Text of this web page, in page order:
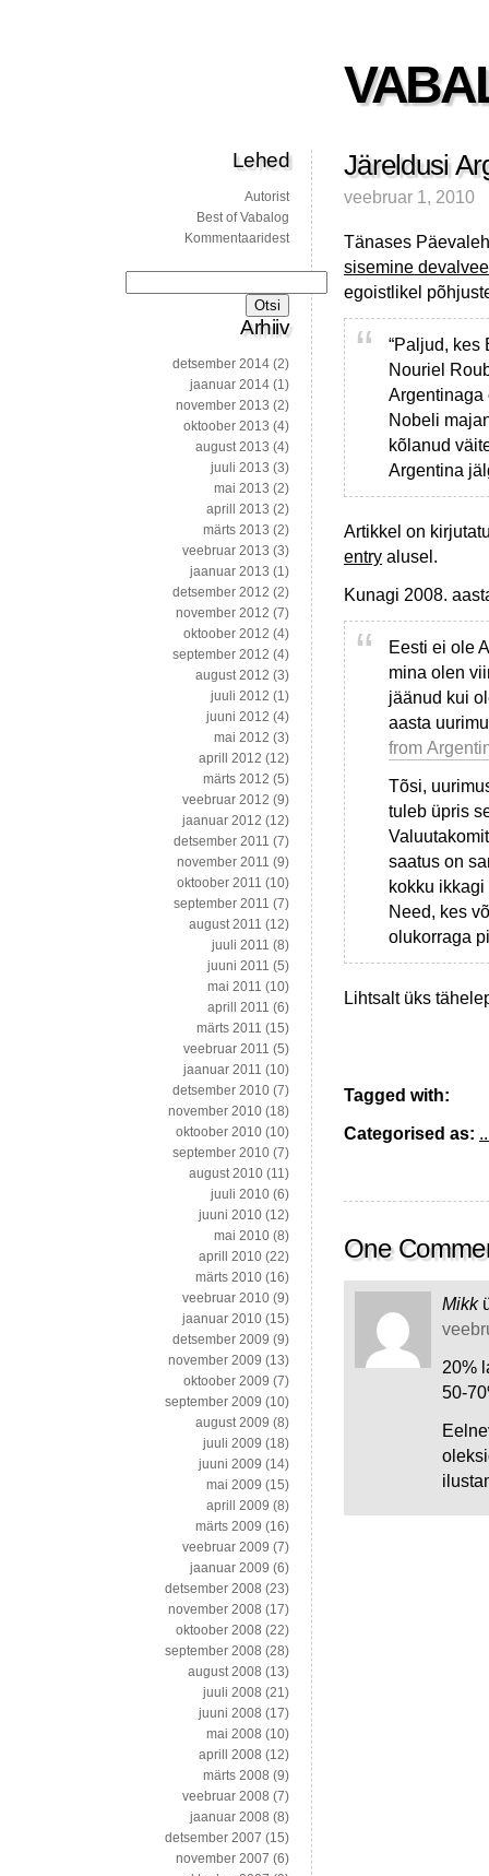
Järeldusi
veebruar 1, 2010
Tänases
sisemine
egoistlikel
“Paljud, kes
Nouriel
Argentinaga
Nobeli
kõlanud
Argentina
Artikkel on
entry alusel.
Kunagi 2008.
Eesti ei ole
mina olen
jäänud kui
aasta
from
Tõsi,
tuleb üpris
saatus on
kokku
Need, kes
olukorraga
Lihtsalt üks
Tagged with:
Categorised as:
One
Mikk
20%
50-
Lehed
Autorist
Best of Vabalog
Kommentaaridest
Arhiiv
detsember 2014 (2)
jaanuar 2014 (1)
november 2013 (2)
oktoober 2013 (4)
august 2013 (4)
juuli 2013 (3)
mai 2013 (2)
aprill 2013 (2)
märts 2013 (2)
veebruar 2013 (3)
jaanuar 2013 (1)
detsember 2012 (2)
november 2012 (7)
oktoober 2012 (4)
september 2012 (4)
august 2012 (3)
juuli 2012 (1)
juuni 2012 (4)
mai 2012 (3)
aprill 2012 (12)
märts 2012 (5)
veebruar 2012 (9)
jaanuar 2012 (12)
detsember 2011 (7)
november 2011 (9)
oktoober 2011 (10)
september 2011 (7)
august 2011 (12)
juuli 2011 (8)
juuni 2011 (5)
mai 2011 (10)
aprill 2011 (6)
märts 2011 (15)
veebruar 2011 (5)
jaanuar 2011 (10)
detsember 2010 (7)
november 2010 (18)
oktoober 2010 (10)
september 2010 (7)
august 2010 (11)
juuli 2010 (6)
juuni 2010 (12)
mai 2010 (8)
aprill 2010 (22)
märts 2010 (16)
veebruar 2010 (9)
jaanuar 2010 (15)
detsember 2009 (9)
november 2009 (13)
oktoober 2009 (7)
september 2009 (10)
august 2009 (8)
juuli 2009 (18)
juuni 2009 (14)
mai 2009 (15)
aprill 2009 (8)
märts 2009 (16)
veebruar 2009 (7)
jaanuar 2009 (6)
detsember 2008 (23)
november 2008 (17)
oktoober 2008 (22)
september 2008 (28)
august 2008 (13)
juuli 2008 (21)
juuni 2008 (17)
mai 2008 (10)
aprill 2008 (12)
märts 2008 (9)
veebruar 2008 (7)
jaanuar 2008 (8)
detsember 2007 (15)
november 2007 (6)